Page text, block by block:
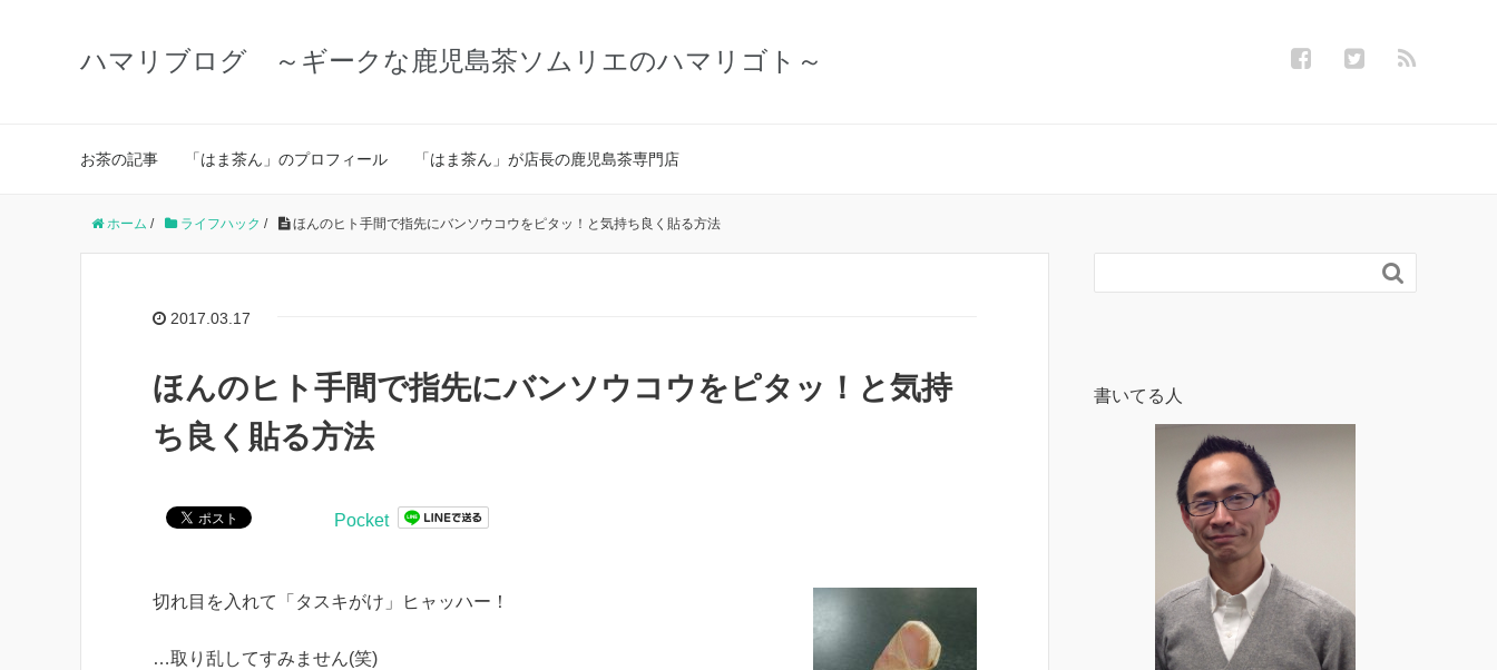
ハマリブログ ～ギークな鹿児島茶ソムリエのハマリゴト～
お茶の記事 「はま茶ん」のプロフィール 「はま茶ん」が店長の鹿児島茶専門店
ホーム / ライフハック / ほんのヒト手間で指先にバンソウコウをピタッ！と気持ち良く貼る方法
2017.03.17
ほんのヒト手間で指先にバンソウコウをピタッ！と気持
ち良く貼る方法
Pocket
切れ目を入れて「タスキがけ」ヒャッハー！
…取り乱してすみません(笑)

書いてる人